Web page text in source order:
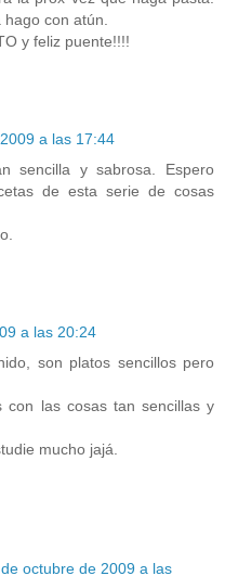
hago con atún.
y feliz puente!!!!
a las 17:44
sencilla y sabrosa. Espero
de esta serie de cosas
a las 20:24
son platos sencillos pero
con las cosas tan sencillas y
mucho jajá.
de octubre de 2009 a las